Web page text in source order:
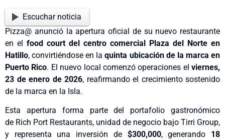
Escuchar noticia
Pizza@ anunció la apertura oficial de su nuevo restaurante
en el food court del centro comercial Plaza del Norte en
Hatillo, convirtiéndose en laquinta ubicación de la marca en
Puerto Rico. El nuevo local comenzó operaciones el viernes,
23 de enero de 2026, reafirmando el crecimiento sostenido
de la marca en la Isla.
Esta apertura forma parte del portafolio gastronómico
de Rich Port Restaurants, unidad de negocio bajo Tirri Group,
y representa una inversión de $300,000, generando 18